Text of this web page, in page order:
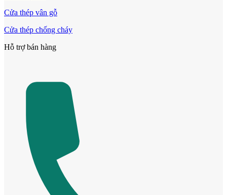
Cửa ô kính
Cửa thép vân gỗ
Cửa thép chống cháy
Hỗ trợ bán hàng